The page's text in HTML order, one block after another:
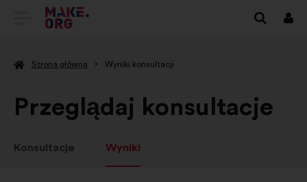
IDŹ
STRONY
GŁÓWNEJ
MAKE.ORG
Strona główna Wyniki konsultacji
Przeglądaj konsultacje
Konsultacje Wyniki